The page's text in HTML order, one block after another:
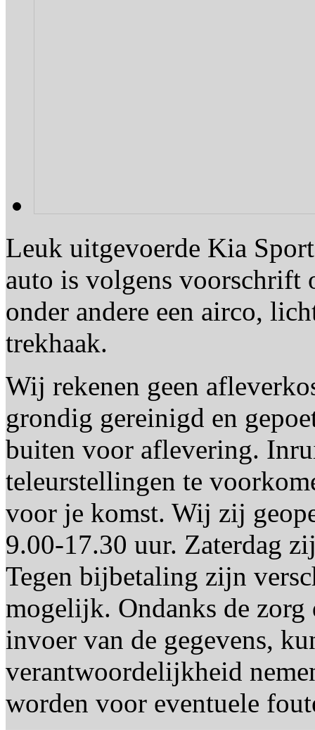
Leuk uitgevoerde Kia
auto is volgens voorschrift
onder andere een airco,
trekhaak.
Wij rekenen geen
grondig gereinigd en
buiten voor aflevering.
teleurstellingen te
voor je komst. Wij zij
9.00-17.30 uur. Zaterdag
Tegen bijbetaling zijn
mogelijk. Ondanks de zorg
invoer van de gegevens,
verantwoordelijkheid
worden voor eventuele